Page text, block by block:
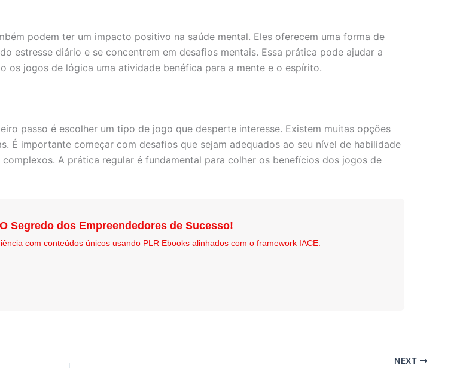
podem ter um impacto positivo na saúde mental. Eles oferecem uma forma de
estresse diário e se concentrem em desafios mentais. Essa prática pode ajudar a
os jogos de lógica uma atividade benéfica para a mente e o espírito.
passo é escolher um tipo de jogo que desperte interesse. Existem muitas opções
É importante começar com desafios que sejam adequados ao seu nível de habilidade
A prática regular é fundamental para colher os benefícios dos jogos de
Segredo dos Empreendedores de Sucesso!
com conteúdos únicos usando PLR Ebooks alinhados com o framework IACE.
NEXT